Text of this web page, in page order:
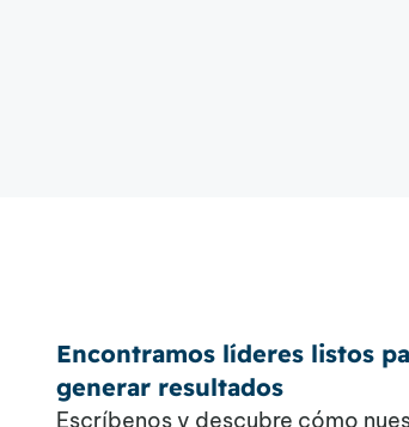
Encontramos líderes listos
generar resultados
Escríbenos y descubre cómo